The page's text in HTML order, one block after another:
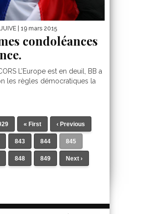
| 19 mars 2015
condoléances
L’Europe est en deuil, BB a
les règles démocratiques la
« First ‹ Previous
843 844 845
848 849 Next ›